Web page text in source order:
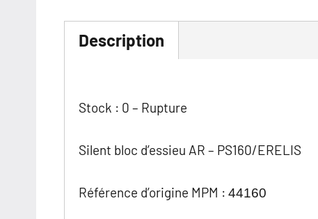
Description
Stock : 0 – Rupture
Silent bloc d’essieu AR – PS160/ERELIS
Référence d’origine MPM : 44160